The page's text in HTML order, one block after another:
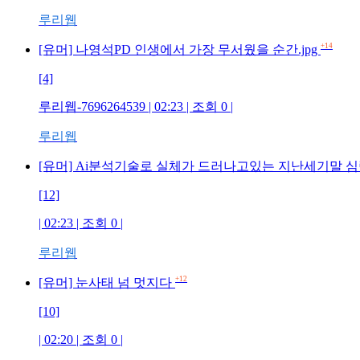
루리웹
[유머] 나영석PD 인생에서 가장 무서웠을 순간.jpg +14
[4]
루리웹-7696264539 | 02:23 | 조회 0 |
루리웹
[유머] Ai분석기술로 실체가 드러나고있는 지난세기말
[12]
| 02:23 | 조회 0 |
루리웹
[유머] 눈사태 넘 멋지다 +12
[10]
| 02:20 | 조회 0 |